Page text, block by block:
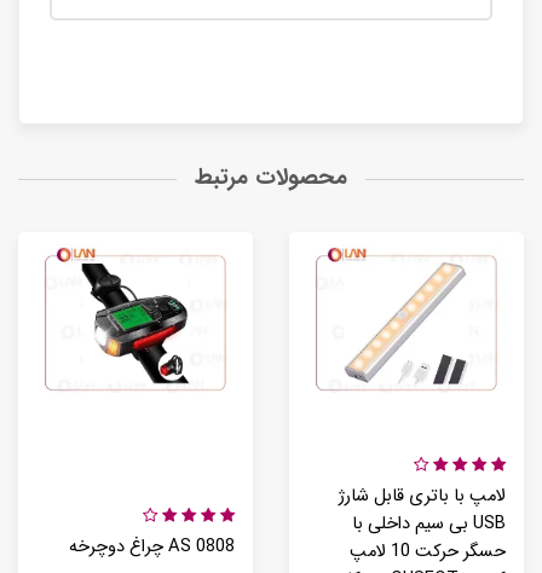
محصولات مرتبط
AS 0808 چراغ دوچرخه
لامپ با باتری قابل شارژ
USB بی سیم داخلی با
حسگر حرکت 10 لامپ